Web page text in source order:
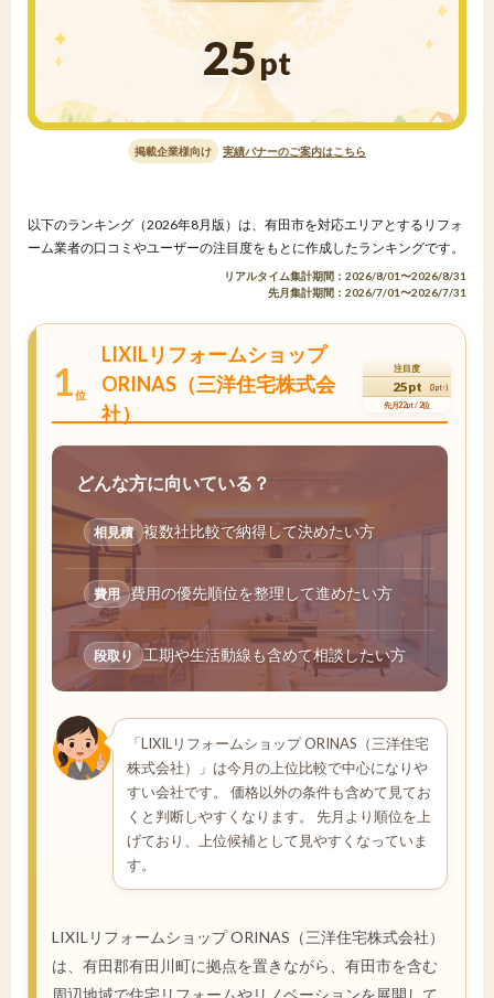
25pt
掲載企業様向け 実績バナーのご案内はこちら
以下のランキング（2026年8月版）は、有田市を対応エリアとするリフォ
ーム業者の口コミやユーザーの注目度をもとに作成したランキングです。
リアルタイム集計期間：2026/8/01〜2026/8/31
先月集計期間：2026/7/01〜2026/7/31
1位
LIXILリフォームショップ
ORINAS（三洋住宅株式会
社）
注目度
25pt (3pt↑)
先月22pt / 2位
どんな方に向いている？
相見積 複数社比較で納得して決めたい方
費用 費用の優先順位を整理して進めたい方
段取り 工期や生活動線も含めて相談したい方
「LIXILリフォームショップ ORINAS（三洋住宅
株式会社）」は今月の上位比較で中心になりや
すい会社です。 価格以外の条件も含めて見てお
くと判断しやすくなります。 先月より順位を上
げており、上位候補として見やすくなっていま
す。
LIXILリフォームショップ ORINAS（三洋住宅株式会社）
は、有田郡有田川町に拠点を置きながら、有田市を含む